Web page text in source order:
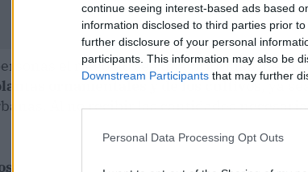
continue seeing interest-based ads based
information disclosed to third parties prior
further disclosure of your personal
participants. This information may also be
Downstream Participants that may further
Personal Data Processing Opt Outs
el riego no sea una prioridad, de
ornamentales y de los cultivos, ya
Al no recibir las cantidades